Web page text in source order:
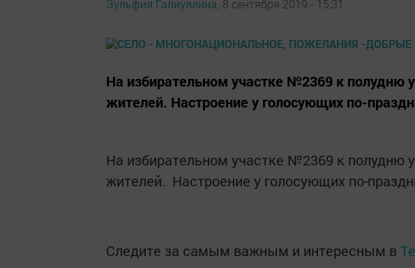
Зульфия Галиуллина, 8 сентября 2019 - 15:31
На избирательном участке №2369 к полудню
жителей. Настроение у голосующих по-
На избирательном участке №2369 к полудню
жителей. Настроение у голосующих по-
Следите за самым важным и интересным в